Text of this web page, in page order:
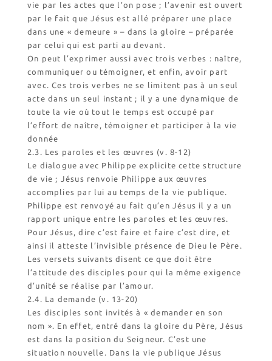
vie par les actes que l’on pose ; l’avenir est ouvert
par le fait que Jésus est allé préparer une place
dans une « demeure » – dans la gloire – préparée
par celui qui est parti au devant.
On peut l’exprimer aussi avec trois verbes : naître,
communiquer ou témoigner, et enfin, avoir part
avec. Ces trois verbes ne se limitent pas à un seul
acte dans un seul instant ; il y a une dynamique de
toute la vie où tout le temps est occupé par
l’effort de naître, témoigner et participer à la vie
donnée
2.3. Les paroles et les œuvres (v. 8-12)
Le dialogue avec Philippe explicite cette structure
de vie ; Jésus renvoie Philippe aux œuvres
accomplies par lui au temps de la vie publique.
Philippe est renvoyé au fait qu’en Jésus il y a un
rapport unique entre les paroles et les œuvres.
Pour Jésus, dire c’est faire et faire c’est dire, et
ainsi il atteste l’invisible présence de Dieu le Père.
Les versets suivants disent ce que doit être
l’attitude des disciples pour qui la même exigence
d’unité se réalise par l’amour.
2.4. La demande (v. 13-20)
Les disciples sont invités à « demander en son
nom ». En effet, entré dans la gloire du Père, Jésus
est dans la position du Seigneur. C’est une
situation nouvelle. Dans la vie publique Jésus